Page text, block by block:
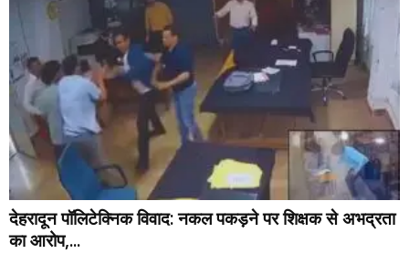
देहरादून पॉलिटेक्निक विवाद: नकल पकड़ने पर शिक्षक से अभद्रता
का आरोप,...